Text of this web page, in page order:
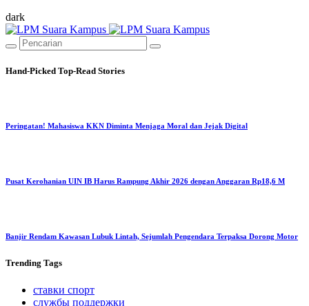
dark
Hand-Picked Top-Read Stories
Peringatan! Mahasiswa KKN Diminta Menjaga Moral dan Jejak Digital
Pusat Kerohanian UIN IB Harus Rampung Akhir 2026 dengan Anggaran Rp18,6 M
Banjir Rendam Kawasan Lubuk Lintah, Sejumlah Pengendara Terpaksa Dorong Motor
Trending Tags
ставки спорт
службы поддержки